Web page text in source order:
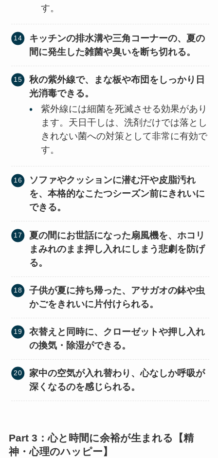
す。
キッチンの排水溝や三角コーナーの、夏の
間に発生した雑菌や臭いを断ち切れる。
秋の紫外線で、まな板や布団をしっかり日
光消毒できる。
紫外線には細菌を死滅させる効果があり
ます。天日干しは、洗剤だけでは落とし
きれない菌への対策として非常に有効で
す。
ソファやクッションに潜む汗や皮脂汚れ
を、本格的なこたつシーズン前にきれいに
できる。
夏の間にお世話になった扇風機を、ホコリ
まみれのまま押し入れにしまう悲劇を防げ
る。
子供が夏に持ち帰った、アサガオの鉢や虫
かごをきれいに片付けられる。
衣替えと同時に、クローゼットや押し入れ
の換気・除湿ができる。
家中の空気が入れ替わり、心なしか呼吸が
深くなるのを感じられる。
Part 3：心と時間に余裕が生まれる【精
神・心理のハッピー】